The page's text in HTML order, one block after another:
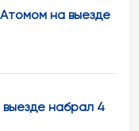
на выезде
выезде набрал 4